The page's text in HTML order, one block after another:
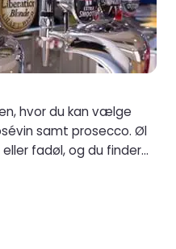
hvor du kan vælge
samt prosecco. Øl
fadøl, og du finder
din rejse går i gang.